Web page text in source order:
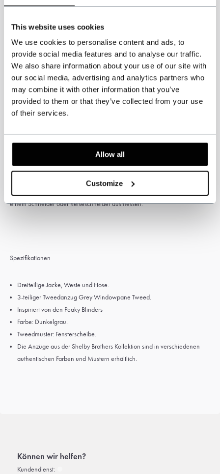
This website uses cookies
We use cookies to personalise content and ads, to
provide social media features and to analyse our traffic.
We also share information about your use of our site with
our social media, advertising and analytics partners who
may combine it with other information that you’ve
provided to them or that they’ve collected from your use
of their services.
Allow all
Customize
inZentimeternund Ihr Gewicht inKilogramman.
Bitte beachten Sie: Dieses Produkt ist handgefertigt. Die
Lieferzeit beträgt in der Regel 5 bis 6 Wochen.
* Sonderanfertigungen können nicht umgetauscht oder zurückgegeben
werden. Messen Sie sorgfältig, um die richtige Größe des Anzugs zu
einem Schneider oder Reiseschneider ausmessen.
Spezifikationen
Dreiteilige Jacke, Weste und Hose.
3-teiliger Tweedanzug Grey Windowpane Tweed.
Inspiriert von den Peaky Blinders
Farbe: Dunkelgrau.
Tweedmuster: Fensterscheibe.
Die Anzüge aus der Shelby Brothers Kollektion sind in verschiedenen
authentischen Farben und Mustern erhältlich.
Können wir helfen?
Kundendienst: